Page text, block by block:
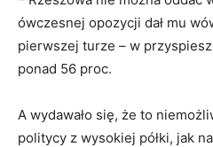
ówczesnej opozycji dał mu
pierwszej turze – w
ponad 56 proc.
A wydawało się, że to
politycy z wysokiej półki, jak